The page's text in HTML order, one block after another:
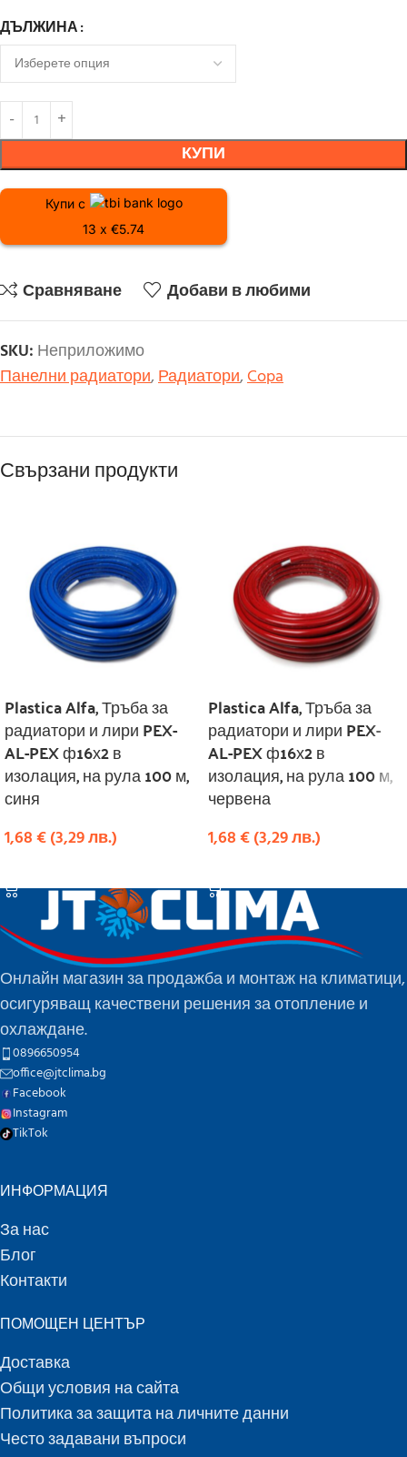
ДЪЛЖИНА
КУПИ
Купи с
13 x €5.74
Сравняване Добави в любими
SKU: Неприложимо
Панелни радиатори,Радиатори,Copa
Свързани продукти
Plastica Alfa, Тръба за
радиатори и лири PEX-
AL-PEX ф16х2 в
изолация, на рула 100 м,
синя
1,68€(3,29лв.)
Plastica Alfa, Тръба за
радиатори и лири PEX-
AL-PEX ф16х2 в
изолация, на рула 100 м,
червена
1,68€(3,29лв.)
Онлайн магазин за продажба и монтаж на климатици,
осигуряващ качествени решения за отопление и
охлаждане.
0896650954
office@jtclima.bg
Facebook
Instagram
TikTok
ИНФОРМАЦИЯ
За нас
Блог
Контакти
ПОМОЩЕН ЦЕНТЪР
Доставка
Общи условия на сайта
Политика за защита на личните данни
Често задавани въпроси